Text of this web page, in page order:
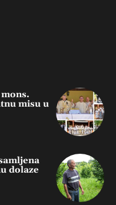
misu u
dolaze